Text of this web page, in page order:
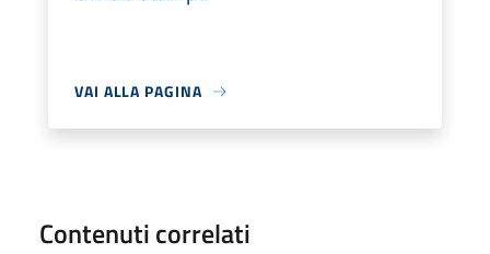
VAI ALLA PAGINA
Contenuti correlati